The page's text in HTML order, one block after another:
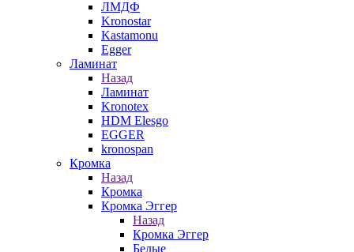
ЛМДФ
Kronostar
Kastamonu
Egger
Ламинат
Назад
Ламинат
Kronotex
HDM Elesgo
EGGER
kronospan
Кромка
Назад
Кромка
Кромка Эггер
Назад
Кромка Эггер
Белые